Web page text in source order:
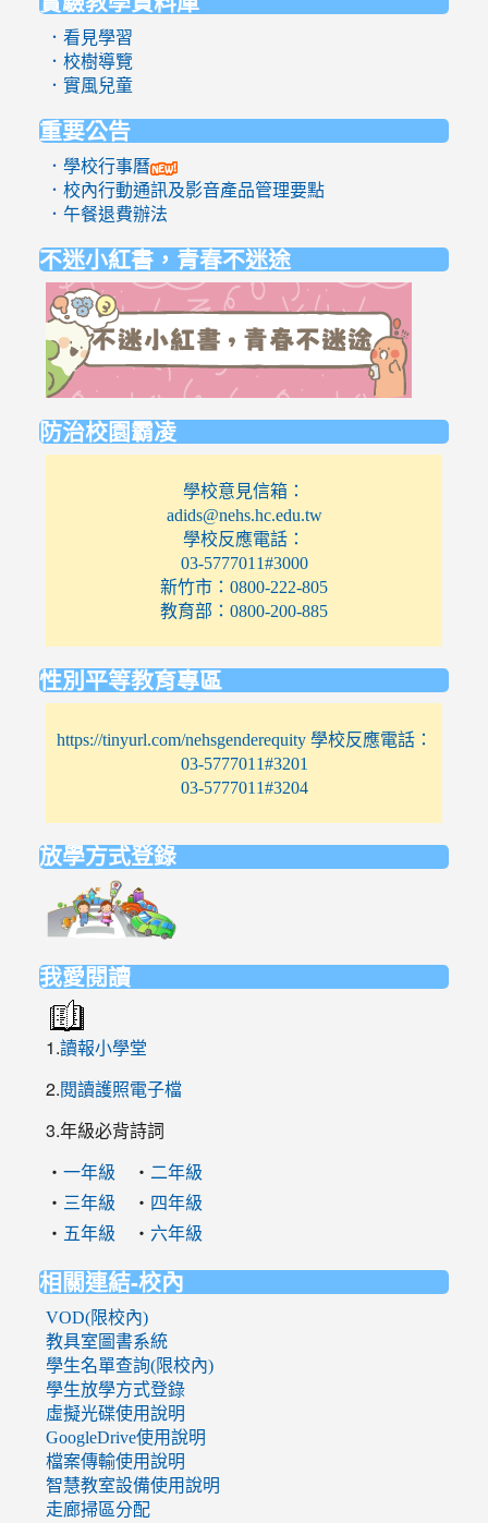
．看見學習
．校樹導覽
．實風兒童
重要公告
．學校行事曆
．校內行動通訊及影音產品管理要點
．午餐退費辦法
不迷小紅書，青春不迷途
防治校園霸凌
學校意見信箱：
adids@nehs.hc.edu.tw
學校反應電話：
03-5777011#3000
新竹市：0800-222-805
教育部：0800-200-885
性別平等教育專區
https://tinyurl.com/nehsgenderequity 學校反應電話：
03-5777011#3201
03-5777011#3204
放學方式登錄
https://elem.nehs.hc.edu.tw/traffic/
我愛閱讀
1.讀報小學堂
2.閱讀護照電子檔
3.年級必背詩詞
‧ 一年級 ‧ 二年級
‧ 三年級 ‧ 四年級
‧ 五年級 ‧ 六年級
相關連結-校內
VOD(限校內)
教具室圖書系統
學生名單查詢(限校內)
學生放學方式登錄
虛擬光碟使用說明
GoogleDrive使用說明
檔案傳輸使用說明
智慧教室設備使用說明
走廊掃區分配